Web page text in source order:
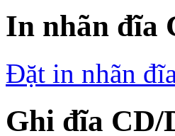
In nhãn đĩa
Đặt in nhãn
Ghi đĩa CD/